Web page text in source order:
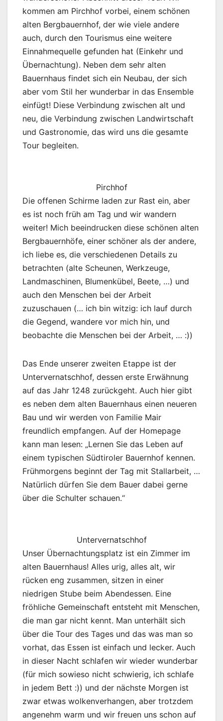
kommen am Pirchhof vorbei, einem schönen
alten Bergbauernhof, der wie viele andere
auch, durch den Tourismus eine weitere
Einnahmequelle gefunden hat (Einkehr und
Übernachtung). Neben dem sehr alten
Bauernhaus findet sich ein Neubau, der sich
aber vom Stil her wunderbar in das Ensemble
einfügt! Diese Verbindung zwischen alt und
neu, die Verbindung zwischen Landwirtschaft
und Gastronomie, das wird uns die gesamte
Tour begleiten.
Pirchhof
Die offenen Schirme laden zur Rast ein, aber
es ist noch früh am Tag und wir wandern
weiter! Mich beeindrucken diese schönen alten
Bergbauernhöfe, einer schöner als der andere,
ich liebe es, die verschiedenen Details zu
betrachten (alte Scheunen, Werkzeuge,
Landmaschinen, Blumenkübel, Beete, …) und
auch den Menschen bei der Arbeit
zuzuschauen (… ich bin witzig: ich lauf durch
die Gegend, wandere vor mich hin, und
beobachte die Menschen bei der Arbeit, … :))
Das Ende unserer zweiten Etappe ist der
Untervernatschhof, dessen erste Erwähnung
auf das Jahr 1248 zurückgeht. Auch hier gibt
es neben dem alten Bauernhaus einen neueren
Bau und wir werden von Familie Mair
freundlich empfangen. Auf der Homepage
kann man lesen: „Lernen Sie das Leben auf
einem typischen Südtiroler Bauernhof kennen.
Frühmorgens beginnt der Tag mit Stallarbeit, …
Natürlich dürfen Sie dem Bauer dabei gerne
über die Schulter schauen.“
Untervernatschhof
Unser Übernachtungsplatz ist ein Zimmer im
alten Bauernhaus! Alles urig, alles alt, wir
rücken eng zusammen, sitzen in einer
niedrigen Stube beim Abendessen. Eine
fröhliche Gemeinschaft entsteht mit Menschen,
die man gar nicht kennt. Man unterhält sich
über die Tour des Tages und das was man so
vorhat, das Essen ist einfach und lecker. Auch
in dieser Nacht schlafen wir wieder wunderbar
(für mich sowieso nicht schwierig, ich schlafe
in jedem Bett :)) und der nächste Morgen ist
zwar etwas wolkenverhangen, aber trotzdem
angenehm warm und wir freuen uns schon auf